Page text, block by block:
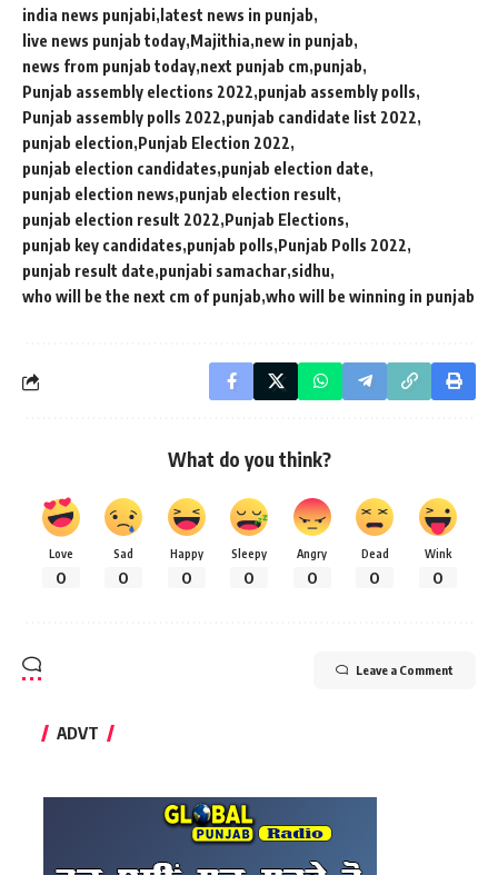
india news punjabi latest news in punjab
live news punjab today Majithia new in punjab
news from punjab today next punjab cm punjab
Punjab assembly elections 2022 punjab assembly polls
Punjab assembly polls 2022 punjab candidate list 2022
punjab election Punjab Election 2022
punjab election candidates punjab election date
punjab election news punjab election result
punjab election result 2022 Punjab Elections
punjab key candidates punjab polls Punjab Polls 2022
punjab result date punjabi samachar sidhu
who will be the next cm of punjab who will be winning in punjab
What do you think?
Love
0
Sad
0
Happy
0
Sleepy
0
Angry
0
Dead
0
Wink
0
Leave a Comment
ADVT